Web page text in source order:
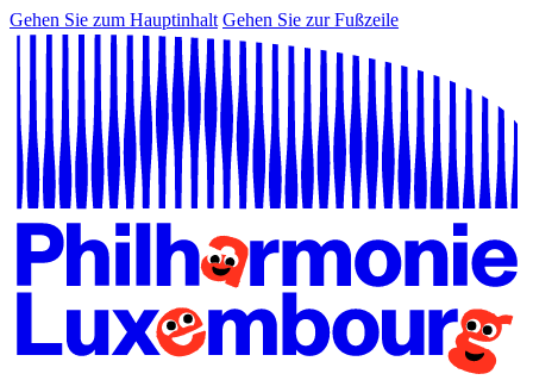
Gehen Sie zum Hauptinhalt Gehen Sie zur Fußzeile